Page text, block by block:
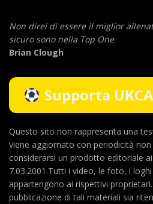
Non direi di essere il miglior
sicuro sono nella Top One
Brian Clough
Supporta
Questo sito non rappresenta una
viene aggiornato con periodicità
considerarsi un prodotto editoriale
7.03.2001.Tutti i video, le foto, i
appartengono ai rispettivi
pubblicazione di tali materiali sia